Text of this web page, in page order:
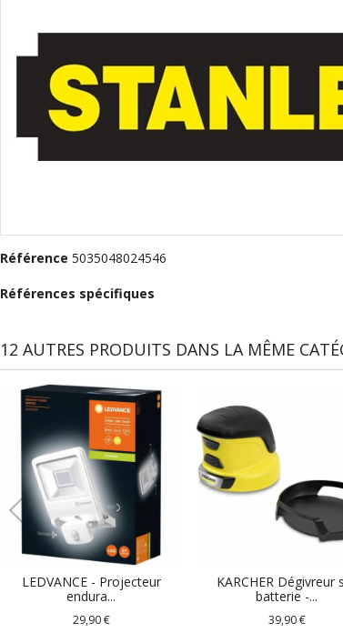
Référence 5035048024546
Références spécifiques
12 AUTRES PRODUITS DANS LA MÊME
LEDVANCE - Projecteur
endura...
29,90 €
KARCHER Dégivreur
batterie -...
39,90 €